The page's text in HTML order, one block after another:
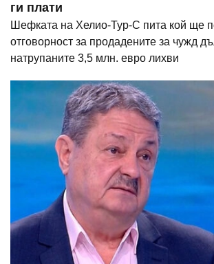
ги плати
Шефката на Хелио-Тур-С пита кой ще
отговорност за продадените за чужд
натрупаните 3,5 млн. евро лихви